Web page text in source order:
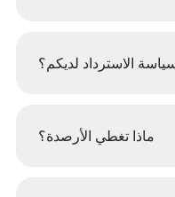
الاسترداد لديكم؟
ماذا تغطي الأرصدة؟